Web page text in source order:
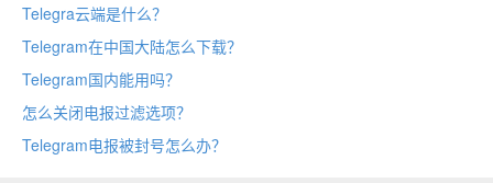
Telegra云端是什么？
Telegram在中国大陆怎么下载？
Telegram国内能用吗？
怎么关闭电报过滤选项？
Telegram电报被封号怎么办？